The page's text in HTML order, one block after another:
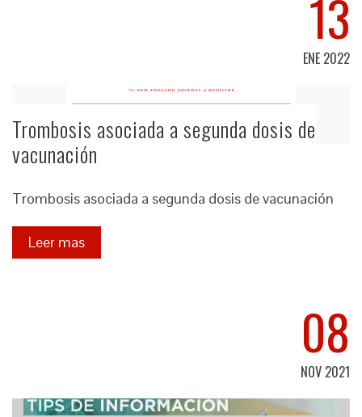
13
ENE 2022
Trombosis asociada a segunda dosis de
vacunación
Trombosis asociada a segunda dosis de vacunación
Leer mas
08
NOV 2021